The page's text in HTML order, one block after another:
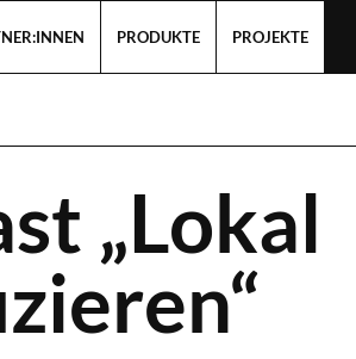
PRODUKTE PROJEKTE
„Lokal